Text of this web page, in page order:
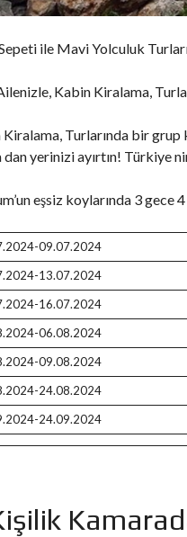
ile Mavi Yolculuk
Kabin Kiralama,
Turlarında bir grup
dan yerinizi ayırtın! Türkiye
eşsiz koylarında 3 gece
09.07.2024
13.07.2024
16.07.2024
06.08.2024
09.08.2024
24.08.2024
24.09.2024